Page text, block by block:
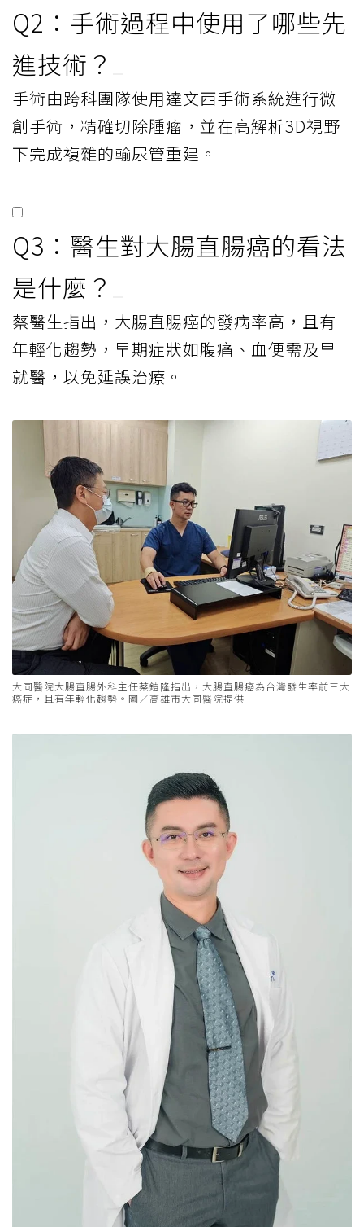
Q2：手術過程中使用了哪些先
進技術？
手術由跨科團隊使用達文西手術系統進行微
創手術，精確切除腫瘤，並在高解析3D視野
下完成複雜的輸尿管重建。
Q3：醫生對大腸直腸癌的看法
是什麼？
蔡醫生指出，大腸直腸癌的發病率高，且有
年輕化趨勢，早期症狀如腹痛、血便需及早
就醫，以免延誤治療。
大同醫院大腸直腸外科主任蔡鎧隆指出，大腸直腸癌為台灣發生率前三大
癌症，且有年輕化趨勢。圖／高雄市大同醫院提供